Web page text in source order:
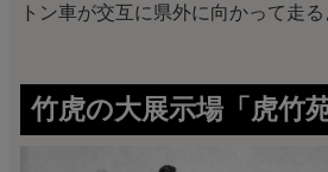
トン車が交互に県外に向かって走る
竹虎の大展示場「虎竹